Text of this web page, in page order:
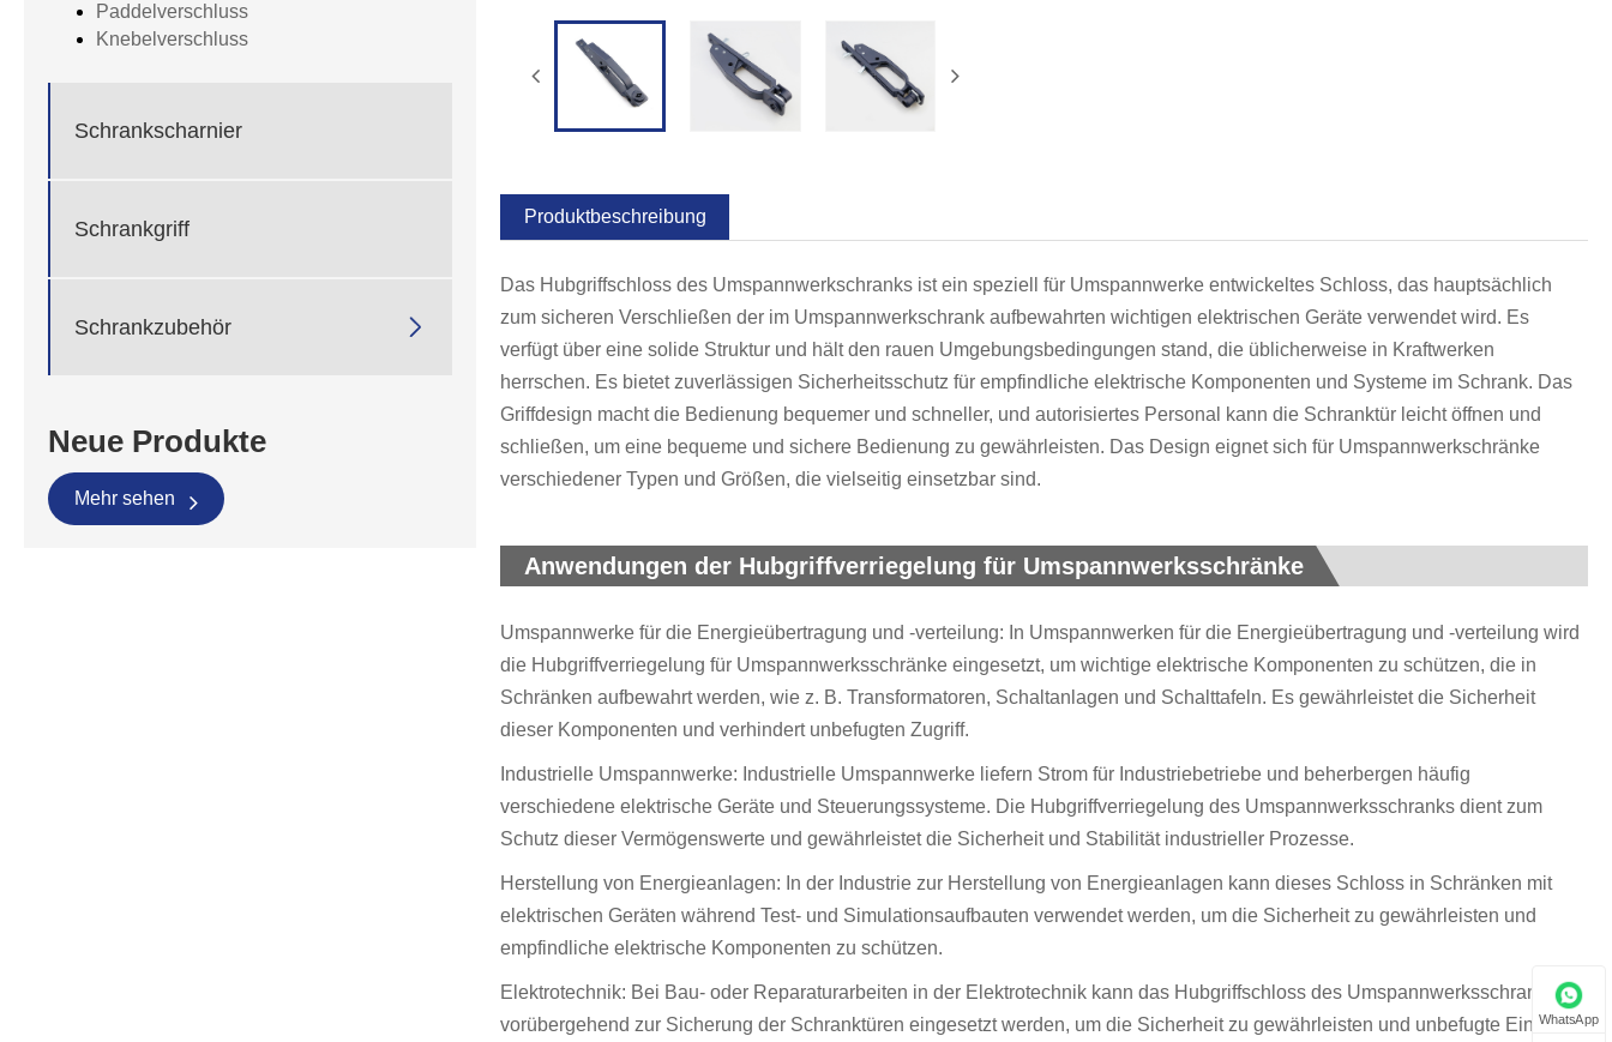
Paddelverschluss
Knebelverschluss
Schrankscharnier
Schrankgriff
Schrankzubehör 
Neue Produkte
Mehr sehen
Produktbeschreibung
Das Hubgriffschloss des Umspannwerkschranks ist ein speziell für Umspannwerke entwickeltes Schloss, das hauptsächlich
zum sicheren Verschließen der im Umspannwerkschrank aufbewahrten wichtigen elektrischen Geräte verwendet wird. Es
verfügt über eine solide Struktur und hält den rauen Umgebungsbedingungen stand, die üblicherweise in Kraftwerken
herrschen. Es bietet zuverlässigen Sicherheitsschutz für empfindliche elektrische Komponenten und Systeme im Schrank. Das
Griffdesign macht die Bedienung bequemer und schneller, und autorisiertes Personal kann die Schranktür leicht öffnen und
schließen, um eine bequeme und sichere Bedienung zu gewährleisten. Das Design eignet sich für Umspannwerkschränke
verschiedener Typen und Größen, die vielseitig einsetzbar sind.
Anwendungen der Hubgriffverriegelung für Umspannwerksschränke
Umspannwerke für die Energieübertragung und -verteilung: In Umspannwerken für die Energieübertragung und -verteilung wird
die Hubgriffverriegelung für Umspannwerksschränke eingesetzt, um wichtige elektrische Komponenten zu schützen, die in
Schränken aufbewahrt werden, wie z. B. Transformatoren, Schaltanlagen und Schalttafeln. Es gewährleistet die Sicherheit
dieser Komponenten und verhindert unbefugten Zugriff.
Industrielle Umspannwerke: Industrielle Umspannwerke liefern Strom für Industriebetriebe und beherbergen häufig
verschiedene elektrische Geräte und Steuerungssysteme. Die Hubgriffverriegelung des Umspannwerksschranks dient zum
Schutz dieser Vermögenswerte und gewährleistet die Sicherheit und Stabilität industrieller Prozesse.
Herstellung von Energieanlagen: In der Industrie zur Herstellung von Energieanlagen kann dieses Schloss in Schränken mit
elektrischen Geräten während Test- und Simulationsaufbauten verwendet werden, um die Sicherheit zu gewährleisten und
empfindliche elektrische Komponenten zu schützen.
Elektrotechnik: Bei Bau- oder Reparaturarbeiten in der Elektrotechnik kann das Hubgriffschloss des Umspannwerksschranks
vorübergehend zur Sicherung der Schranktüren eingesetzt werden, um die Sicherheit zu gewährleisten und unbefugte Eingriffe
WhatsApp